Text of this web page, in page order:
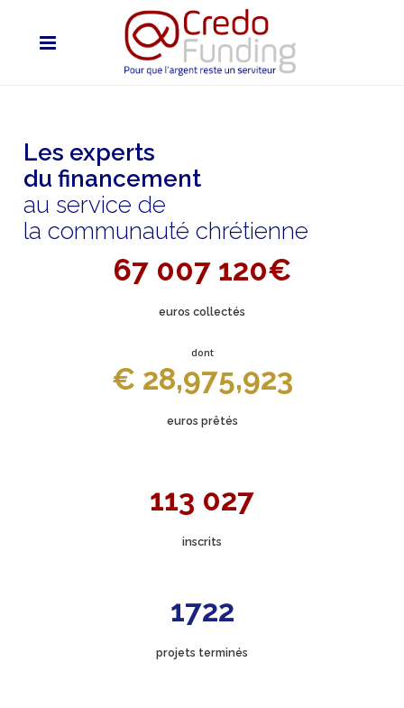
Les experts
du financement
au service de
la communauté chrétienne
67 007 120€
euros collectés
dont
€ 28,975,923
euros prêtés
113 027
inscrits
1722
projets terminés